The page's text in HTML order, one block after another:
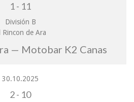
1 - 11
División B
Rincon de Ara
— Motobar K2 Canas
30.10.2025
2- 10